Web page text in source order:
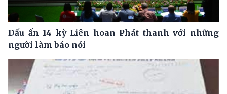
Dấu ấn 14 kỳ Liên hoan Phát thanh với những
người làm báo nói